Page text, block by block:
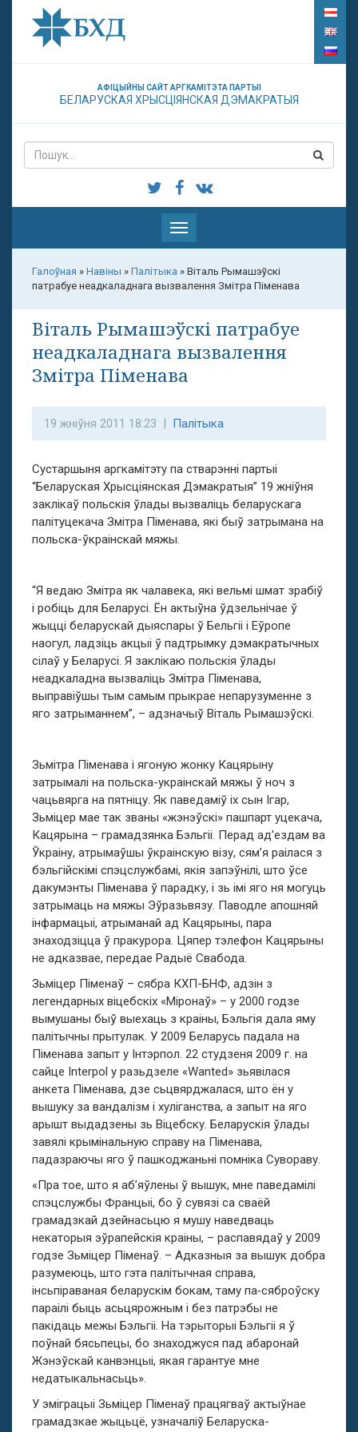
АФІЦЫЙНЫ САЙТ АРГКАМІТЭТА ПАРТЫІ
БЕЛАРУСКАЯ ХРЫСЦІЯНСКАЯ ДЭМАКРАТЫЯ
Паказаць
меню
Галоўная » Навіны » Палітыка » Віталь Рымашэўскі
патрабуе неадкаладнага вызвалення Змітра Піменава
Віталь Рымашэўскі патрабуе
неадкаладнага вызвалення
Змітра Піменава
19 жніўня 2011 18:23 | Палітыка
Сустаршыня аргкамітэту па стварэнні партыі
“Беларуская Хрысціянская Дэмакратыя” 19 жніўня
заклікаў польскія ўлады вызваліць беларускага
палітуцекача Змітра Піменава, які быў затрымана на
польска-ўкраінскай мяжы.
“Я ведаю Змітра як чалавека, які вельмі шмат зрабіў
і робіць для Беларусі. Ён актыўна ўдзельнічае ў
жыцці беларускай дыяспары ў Бельгіі і Еўропе
наогул, ладзіць акцыі ў падтрымку дэмакратычных
сілаў у Беларусі. Я заклікаю польскія ўлады
неадкаладна вызваліць Змітра Піменава,
выправіўшы тым самым прыкрае непарузуменне з
яго затрыманнем”, – адзначыў Віталь Рымашэўскі.
Зьмітра Піменава і ягоную жонку Кацярыну
затрымалі на польска-украінскай мяжы ў ноч з
чацьвярга на пятніцу. Як паведаміў іх сын Ігар,
Зьміцер мае так званы «жэнэўскі» пашпарт уцекача,
Кацярына – грамадзянка Бэльгіі. Перад ад’ездам ва
Ўкраіну, атрымаўшы ўкраінскую візу, сям’я раілася з
бэльгійскімі спэцслужбамі, якія запэўнілі, што ўсе
дакумэнты Піменава ў парадку, і зь імі яго ня могуць
затрымаць на мяжы Эўразьвязу. Паводле апошняй
інфармацыі, атрыманай ад Кацярыны, пара
знаходзіцца ў пракурора. Цяпер тэлефон Кацярыны
не адказвае, передае Радыё Свабода.
Зьміцер Піменаў – сябра КХП-БНФ, адзін з
легендарных віцебскіх «Міронаў» – у 2000 годзе
вымушаны быў выехаць з краіны, Бэльгія дала яму
палітычны прытулак. У 2009 Беларусь падала на
Піменава запыт у Інтэрпол. 22 студзеня 2009 г. на
сайце Interpol у разьдзеле «Wanted» зьявілася
анкета Піменава, дзе сьцвярджалася, што ён у
вышуку за вандалізм і хуліганства, а запыт на яго
арышт выдадзены зь Віцебску. Беларускія ўлады
завялі крымінальную справу на Піменава,
падазраючы яго ў пашкоджаньні помніка Сувораву.
«Пра тое, што я аб’яўлены ў вышук, мне паведамілі
спэцслужбы Францыі, бо ў сувязі са сваёй
грамадзкай дзейнасьцю я мушу наведваць
некаторыя эўрапейскія краіны, – распавядаў у 2009
годзе Зьміцер Піменаў. – Адказныя за вышук добра
разумеюць, што гэта палітычная справа,
інсьпіраваная беларускім бокам, таму па‑сяброўску
параілі быць асьцярожным і без патрэбы не
пакідаць межы Бэльгіі. На тэрыторыі Бэльгіі я ў
поўнай бясьпецы, бо знаходжуся пад абаронай
Жэнэўскай канвэнцыі, якая гарантуе мне
недатыкальнасьць».
У эміграцыі Зьміцер Піменаў працягваў актыўнае
грамадзкае жыцьцё, узначаліў Беларуска-